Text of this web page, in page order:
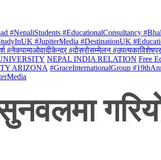
#NepaliStudents #EducationalConsultancy
#JupiterMedia #DestinationUK
#नेकपामाओवादीकेन्द्र #दोस्रोसम्मेलन
NEPAL INDIA RELATION Free
ARIZONA #GraceInternationalGroup
सुनवलमा